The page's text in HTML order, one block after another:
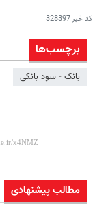
کد خبر328397
برچسب‌ها
بانک - سود بانکی
مطالب پیشنهادی